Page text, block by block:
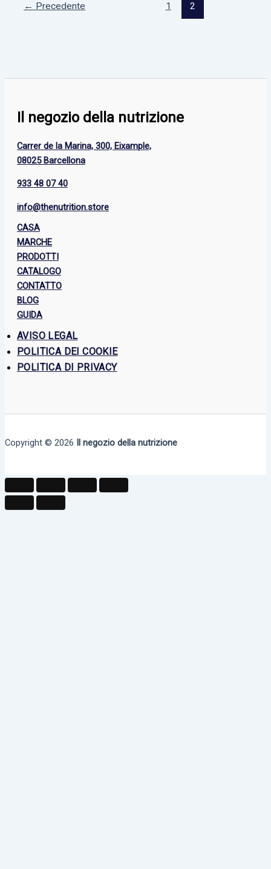
← Precedente 1 2
Il negozio della nutrizione
Carrer de la Marina, 300, Eixample,
08025 Barcellona
933 48 07 40
info@thenutrition.store
CASA
MARCHE
PRODOTTI
CATALOGO
CONTATTO
BLOG
GUIDA
AVISO LEGAL
POLITICA DEI COOKIE
POLITICA DI PRIVACY
Copyright © 2026 Il negozio della nutrizione